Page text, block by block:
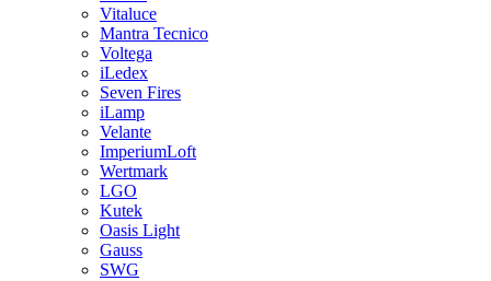
Vitaluce
Mantra Tecnico
Voltega
iLedex
Seven Fires
iLamp
Velante
ImperiumLoft
Wertmark
LGO
Kutek
Oasis Light
Gauss
SWG